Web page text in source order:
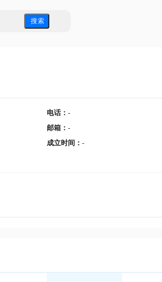
搜 索
电话： -
邮箱 ： -
成立时间 ： -